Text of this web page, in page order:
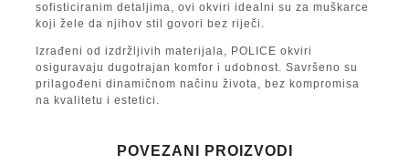
sofisticiranim detaljima, ovi okviri idealni su za muškarce
koji žele da njihov stil govori bez riječi.
Izrađeni od izdržljivih materijala, POLICE okviri
osiguravaju dugotrajan komfor i udobnost. Savršeno su
prilagođeni dinamičnom načinu života, bez kompromisa
na kvalitetu i estetici.
POVEZANI PROIZVODI